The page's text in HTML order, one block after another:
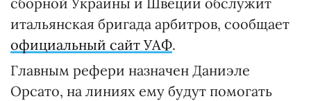
итальянская бригада арбитров, сообщает
официальный сайт УАФ.
Главным рефери назначен Даниэле
Орсато, на линиях ему будут помогать